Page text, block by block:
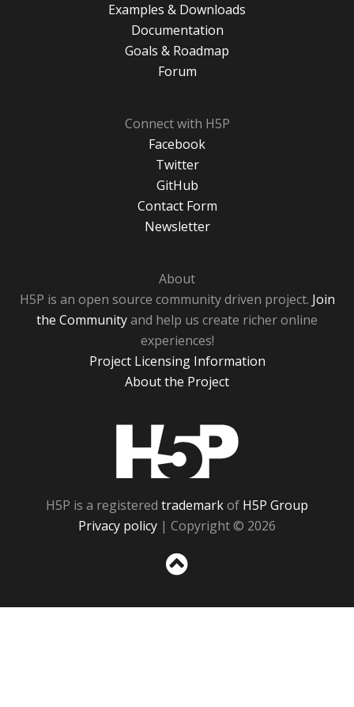
Examples & Downloads
Documentation
Goals & Roadmap
Forum
Connect with H5P
Facebook
Twitter
GitHub
Contact Form
Newsletter
About
H5P is an open source community driven project. Join
the Communityand help us create richer online
experiences!
Project Licensing Information
About the Project
H5P is a registered trademarkof H5P Group
Privacy policy | Copyright © 2026